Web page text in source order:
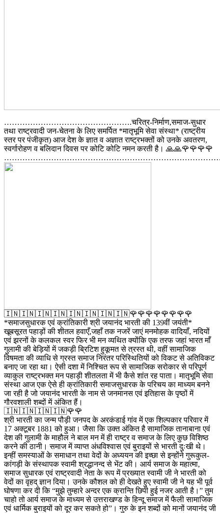
………………………………………….चरित्र-निर्माण,समाज-सुधार
तथा राष्ट्रवादी जन-चेतना के लिए समर्पित *मातृभूमि सेवा संस्था* (राष्ट्रीय
स्तर पर पंजीकृत) आज देश के ज्ञात व अज्ञात राष्ट्रभक्तों को उनके अवतरण,
स्वर्गारोहण व बलिदान दिवस पर कोटि कोटि नमन करती है। 🙏🙏🌹🌹🌹🌹
🇮🇳🇮🇳🇮🇳🇮🇳🇮🇳🇮🇳🇮🇳🇮🇳🌹🌹🌹🌹🌹🌹🌹🌹
*समाजसुधारक एवं क्रांतिकारी श्री जयानंद भारती की 139वीं जयंती*
खूबसूरत पहाड़ों की शीतल हवाएँ,जहाँ तक नजरें जाएं मनमोहक वादियाँ, नदियों
एवं झरनों के कलकल स्वर फिर भी मन व्यथित क्योंकि एक तरफ जहां भारत माँ
गुलामी की बेड़ियों में जकड़ी ब्रिटिश हुकूमत से त्रस्त थी, वहीं सामाजिक
विषमता की व्याधि से ग्रस्त समाज निरंतर परिस्थितियों को विकट से अतिविकट
बनाए जा रहा था। ऐसी दशा में निश्चित रूप से सामाजिक सरोकार से परिपूर्ण
व्याकुल राष्ट्रभक्त मन पहाड़ी शीतलता में भी कैसे शांत रह पाता। मातृभूमि सेवा
संस्था आज एक ऐसे ही क्रांतिकारी समाजसुधारक के परिचय का माध्यम बनने
जा रही है जो जयानंद भारती के नाम से जनमानस एवं इतिहास के पृष्ठों में
गौरवशाली शब्दों में अंकित हैं।
🇮🇳🇮🇳🇮🇳🇮🇳🌹🌹
श्री भारती का जन्म पौड़ी जनपद के अरकंडाई गांव में एक शिल्पकार परिवार में
17 अक्टूबर 1881 को हुआ। जैसा कि उक्त अंकित है सामाजिक तानाबाना एवं
देश की गुलामी के माहौल ने बाल मन में ही राष्ट्र व समाज के लिए कुछ विशिष्ठ
करने की ठानी। समाज में व्याप्त अंधविश्वास एवं बुराइयों से भारती दुःखी थे।
इन्हीं समस्याओं के समाधान तथा वेदों के अध्ययन की इच्छा से इन्होंने गुरूकुल-
कांगड़ी के संस्थापक स्वामी श्रद्धानन्द से भेंट की। आर्य समाज के महात्मा,
समाज सुधारक एवं राष्ट्रवादी नेता के रूप में प्रख्यात स्वामी जी ने भारती को
वेदों का वृहद् ज्ञान दिया। उनके कौशल को ही देखते हुए स्वामी जी ने यह भी पूर्व
घोषणा कर दी कि “मुझे तुम्हारे अन्दर एक क्रान्ति छिपी हुई नजर आती है।” तुम
चाहो तो आर्य समाज के माध्यम से उत्तराखण्ड के हिन्दू समाज में फैली सामाजिक
एवं धार्मिक बुराइयों को दूर कर सकते हो”। गुरु के इन शब्दों को मानों जयानंद जी